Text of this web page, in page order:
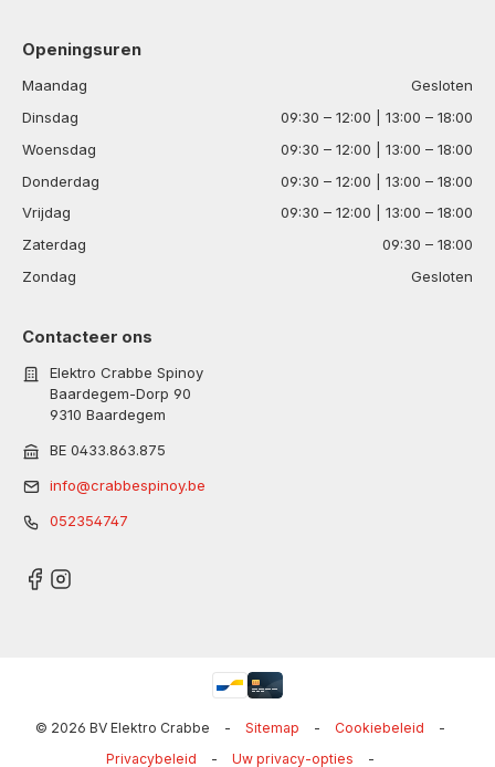
Openingsuren
Maandag
Gesloten
Dinsdag
09:30 – 12:00 | 13:00 – 18:00
Woensdag
09:30 – 12:00 | 13:00 – 18:00
Donderdag
09:30 – 12:00 | 13:00 – 18:00
Vrijdag
09:30 – 12:00 | 13:00 – 18:00
Zaterdag
09:30 – 18:00
Zondag
Gesloten
Contacteer ons
Elektro Crabbe Spinoy
Baardegem-Dorp 90
9310 Baardegem
BE 0433.863.875
info@crabbespinoy.be
052354747
© 2026 BV Elektro Crabbe - Sitemap - Cookiebeleid
-
Privacybeleid
- Uw privacy-opties -